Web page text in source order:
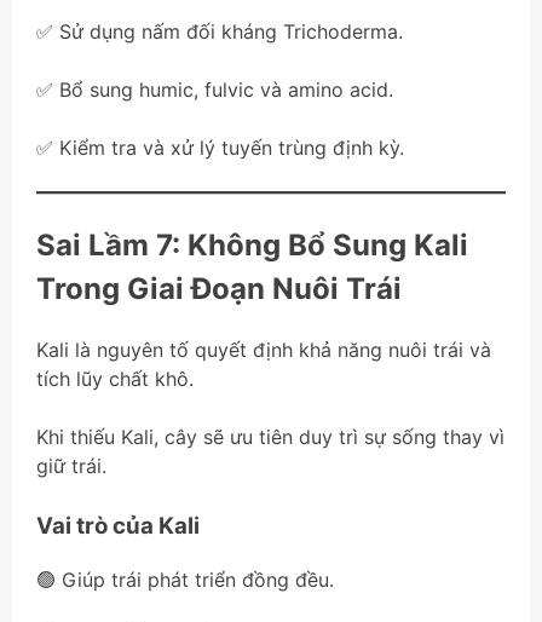
✅ Sử dụng nấm đối kháng Trichoderma.
✅ Bổ sung humic, fulvic và amino acid.
✅ Kiểm tra và xử lý tuyến trùng định kỳ.
Sai Lầm 7: Không Bổ Sung Kali
Trong Giai Đoạn Nuôi Trái
Kali là nguyên tố quyết định khả năng nuôi trái và
tích lũy chất khô.
Khi thiếu Kali, cây sẽ ưu tiên duy trì sự sống thay vì
giữ trái.
Vai trò của Kali
🟢 Giúp trái phát triển đồng đều.